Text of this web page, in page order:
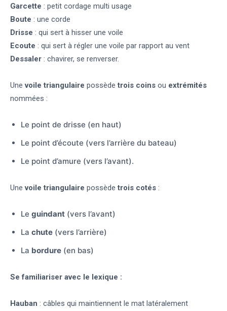
Garcette : petit cordage multi usage
Boute : une corde
Drisse : qui sert à hisser une voile
Ecoute : qui sert à régler une voile par rapport au vent
Dessaler : chavirer, se renverser.
Unevoile triangulaire possèdetrois coins ou extrémités
nommées :
Le point de drisse (en haut)
Le point d’écoute (vers l’arrière du bateau)
Le point d’amure (vers l’avant).
Unevoile triangulaire possèdetrois cotés :
Le guindant (vers l’avant)
La chute (vers l’arrière)
La bordure (en bas)
Se familiariser avec le lexique :
Hauban : câbles qui maintiennent le mat latéralement